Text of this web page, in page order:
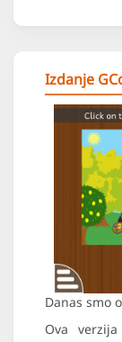
Izdanje
Danas smo
Ova